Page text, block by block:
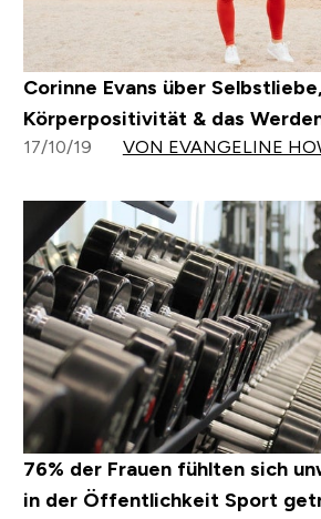
Corinne Evans über Selbstliebe,
Körperpositivität & das
17/10/19 VON EVANGELINE
76% der Frauen fühlten sich
in der Öffentlichkeit Sport